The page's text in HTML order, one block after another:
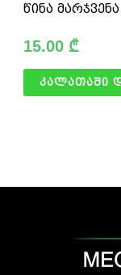
წინა
15.00 ₾
კალათაში